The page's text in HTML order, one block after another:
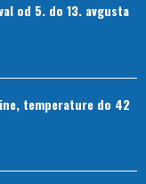
od 5. do 13. avgusta
temperature do 42